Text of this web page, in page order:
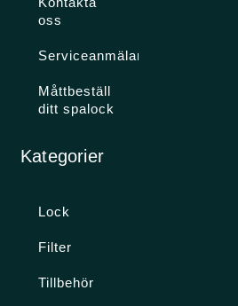
oss
Serviceanmälan
Måttbeställ
ditt spalock
Kategorier
Lock
Filter
Tillbehör